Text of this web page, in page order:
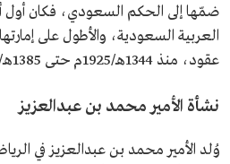
عبدالعزيز
الميلاد
1910م.
الوفاة
1988م.
ضمّها إلى الحكم السعودي، فكان أول
العربية السعودية، والأطول على
عقود، منذ 1344هـ/1925م حتى 1385هـ/1965م.
نشأة الأمير محمد بن عبدالعزيز